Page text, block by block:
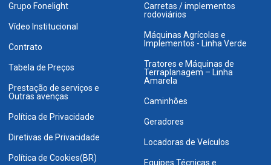
Grupo Fonelight
Vídeo Institucional
Contrato
Tabela de Preços
Prestação de serviços e
Outras avenças
Política de Privacidade
Diretivas de Privacidade
Política de Cookies(BR)
Carretas / implementos
rodoviários
Máquinas Agrícolas e
Implementos - Linha Verde
Tratores e Máquinas de
Terraplanagem – Linha
Amarela
Caminhões
Geradores
Locadoras de Veículos
Equipes Técnicas e